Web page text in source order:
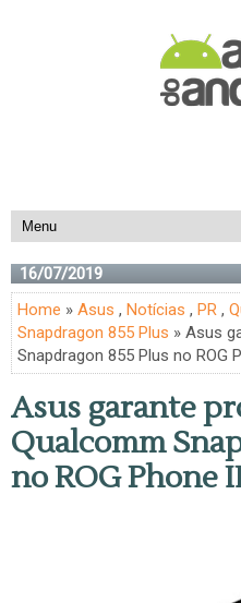
16/07/2019
Home » Asus , Notícias , PR ,
Snapdragon 855 Plus » Asus
Snapdragon 855 Plus no ROG
Asus garante
Qualcomm
no ROG Phone